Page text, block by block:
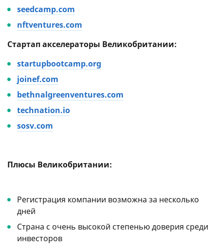
seedcamp.com
nftventures.com
Стартап акселераторы Великобритании:
startupbootcamp.org
joinef.com
bethnalgreenventures.com
technation.io
sosv.com
Плюсы Великобритании:
Регистрация компании возможна за несколько
дней
Страна с очень высокой степенью доверия среди
инвесторов